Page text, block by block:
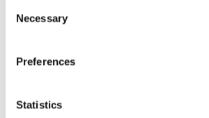
Selection
Necessary
Preferences
Statistics
Fiere ed eventi
set26